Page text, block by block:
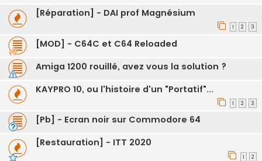
[Réparation] - DAI prof Magnésium
1 2 3
[MOD] - C64C et C64 Reloaded
Amiga 1200 rouillé, avez vous la solution ?
KAYPRO 10, ou l'histoire d'un "Portatif"...
1 2 3
[Pb] - Ecran noir sur Commodore 64
[Restauration] - ITT 2020
1 2